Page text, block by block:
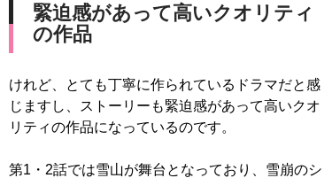
緊迫感があって高いクオリティ
の作品
けれど、とても丁寧に作られているドラマだと感
じますし、ストーリーも緊迫感があって高いクオ
リティの作品になっているのです。
第1・2話では雪山が舞台となっており、雪崩のシ